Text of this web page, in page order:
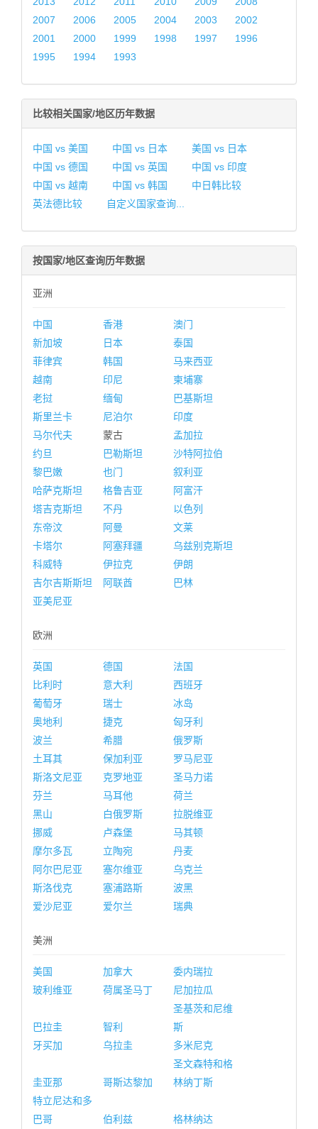
2007
2006 2005 2004 2003
2002
2001
2000 1999 1998 1997
1996
1995
1994 1993
比较相关国家/地区历年数据
中国 vs 美国 中国 vs 日本
美国 vs 日本
中国 vs 德国
中国 vs 英国
中国 vs 印度
中国 vs 越南
中国 vs 韩国
中日韩比较
英法德比较
自定义国家查询...
按国家/地区查询历年数据
亚洲
中国 香港
澳门
新加坡
日本
泰国
菲律宾
韩国
马来西亚
越南
印尼
柬埔寨
老挝
缅甸
巴基斯坦
斯里兰卡
尼泊尔
印度
马尔代夫
蒙古
孟加拉
约旦
巴勒斯坦
沙特阿拉伯
黎巴嫩
也门
叙利亚
哈萨克斯坦
格鲁吉亚
阿富汗
塔吉克斯坦
不丹
以色列
东帝汶
阿曼
文莱
卡塔尔
阿塞拜疆
乌兹别克斯坦
科威特
伊拉克
伊朗
吉尔吉斯斯坦
阿联酋
巴林
亚美尼亚
欧洲
英国 德国
法国
比利时
意大利
西班牙
葡萄牙
瑞士
冰岛
奥地利
捷克
匈牙利
波兰
希腊
俄罗斯
土耳其
保加利亚
罗马尼亚
斯洛文尼亚
克罗地亚
圣马力诺
芬兰
马耳他
荷兰
黑山
白俄罗斯
拉脱维亚
挪威
卢森堡
马其顿
摩尔多瓦
立陶宛
丹麦
阿尔巴尼亚
塞尔维亚
乌克兰
斯洛伐克
塞浦路斯
波黑
爱沙尼亚
爱尔兰 瑞典
美洲
美国 加拿大
委内瑞拉
玻利维亚
荷属圣马丁 尼加拉瓜
巴拉圭 智利
圣基茨和尼维
斯
牙买加
乌拉圭 多米尼克
圭亚那 哥斯达黎加
圣文森特和格
林纳丁斯
特立尼达和多
巴哥
伯利兹
格林纳达